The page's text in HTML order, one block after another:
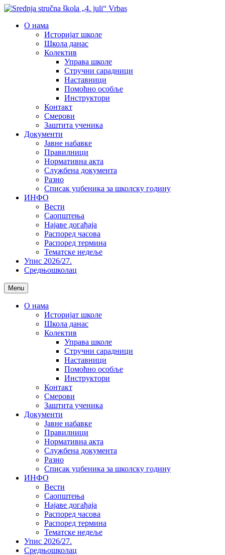
О нама
Историјат школе
Школа данас
Колектив
Управа школе
Стручни сарадници
Наставници
Помоћно особље
Инструктори
Контакт
Смерови
Заштита ученика
Документи
Јавне набавке
Правилници
Нормативна акта
Службена документа
Разно
Списак уџбеника за школску годину
ИНФО
Вести
Саопштења
Најаве догађаја
Распоред часова
Распоред термина
Тематске недеље
Упис 2026/27.
Средњошколац
Menu
О нама
Историјат школе
Школа данас
Колектив
Управа школе
Стручни сарадници
Наставници
Помоћно особље
Инструктори
Контакт
Смерови
Заштита ученика
Документи
Јавне набавке
Правилници
Нормативна акта
Службена документа
Разно
Списак уџбеника за школску годину
ИНФО
Вести
Саопштења
Најаве догађаја
Распоред часова
Распоред термина
Тематске недеље
Упис 2026/27.
Средњошколац